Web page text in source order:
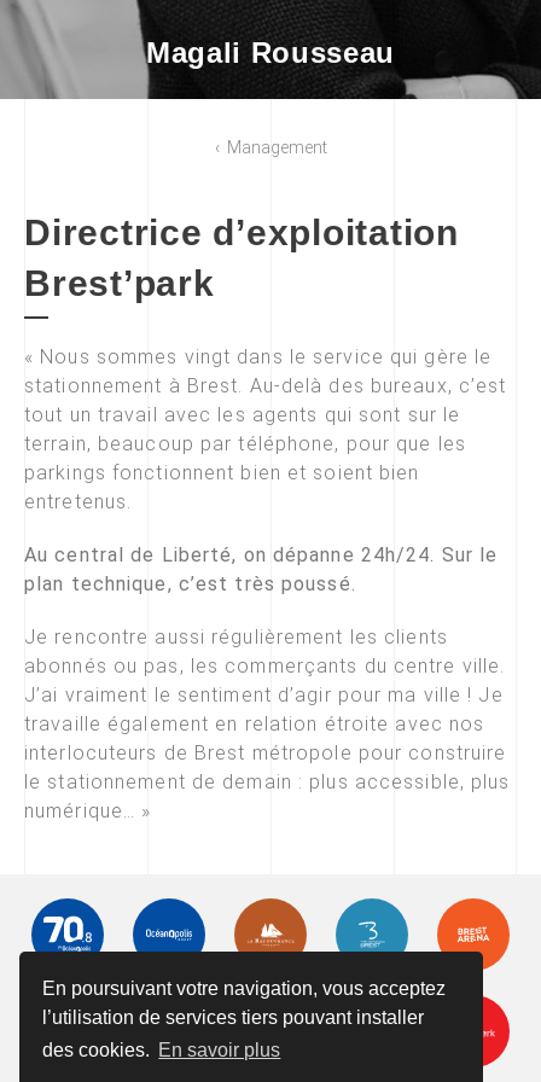
En poursuivant votre navigation, vous acceptez
l’utilisation de services tiers pouvant installer
des cookies. En savoir plus
Magali Rousseau
Management
Directrice d’exploitation
Brest’park
« Nous sommes vingt dans le service qui gère le
stationnement à Brest. Au-delà des bureaux, c’est
tout un travail avec les agents qui sont sur le
terrain, beaucoup par téléphone, pour que les
parkings fonctionnent bien et soient bien
entretenus.
Au central de Liberté, on dépanne 24h/24. Sur le
plan technique, c’est très poussé.
Je rencontre aussi régulièrement les clients
abonnés ou pas, les commerçants du centre ville.
J’ai vraiment le sentiment d’agir pour ma ville ! Je
travaille également en relation étroite avec nos
interlocuteurs de Brest métropole pour construire
le stationnement de demain : plus accessible, plus
numérique… »